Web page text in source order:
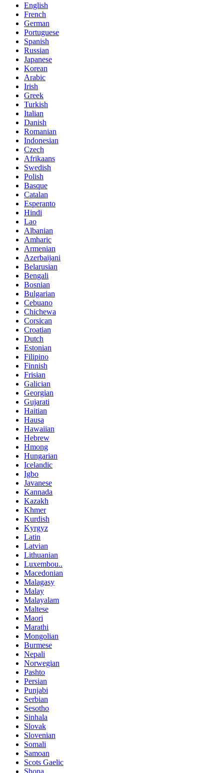
English
French
German
Portuguese
Spanish
Russian
Japanese
Korean
Arabic
Irish
Greek
Turkish
Italian
Danish
Romanian
Indonesian
Czech
Afrikaans
Swedish
Polish
Basque
Catalan
Esperanto
Hindi
Lao
Albanian
Amharic
Armenian
Azerbaijani
Belarusian
Bengali
Bosnian
Bulgarian
Cebuano
Chichewa
Corsican
Croatian
Dutch
Estonian
Filipino
Finnish
Frisian
Galician
Georgian
Gujarati
Haitian
Hausa
Hawaiian
Hebrew
Hmong
Hungarian
Icelandic
Igbo
Javanese
Kannada
Kazakh
Khmer
Kurdish
Kyrgyz
Latin
Latvian
Lithuanian
Luxembou..
Macedonian
Malagasy
Malay
Malayalam
Maltese
Maori
Marathi
Mongolian
Burmese
Nepali
Norwegian
Pashto
Persian
Punjabi
Serbian
Sesotho
Sinhala
Slovak
Slovenian
Somali
Samoan
Scots Gaelic
Shona